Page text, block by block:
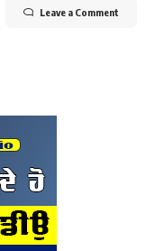
Leave a Comment